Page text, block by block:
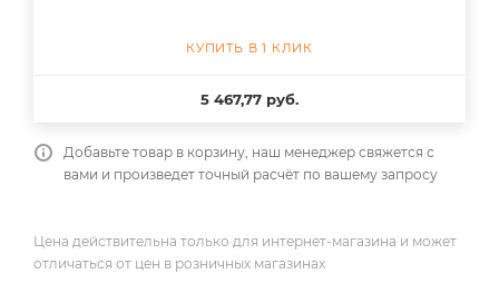
КУПИТЬ В 1 КЛИК
5 467,77 руб.
Добавьте товар в корзину, наш менеджер свяжется с
вами и произведет точный расчёт по вашему запросу
Цена действительна только для интернет-магазина и может
отличаться от цен в розничных магазинах